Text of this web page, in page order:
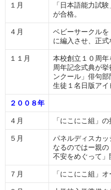
１月
「日本語能力試
が合格。
４月
ベビーサークル
に編入させ、正式
１１月
本校創立１０周
周年記念式典が
ンクール」俳句
生徒１名日版アイ
２００８年
４月 「にこにこ組」
５月
パネルディスカ
なるのではー親の
不安をめぐって」
７月 「にこにこ組」